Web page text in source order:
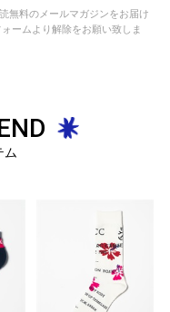
無料のメールマガジンをお届け
ームより解除をお願い致しま
ム